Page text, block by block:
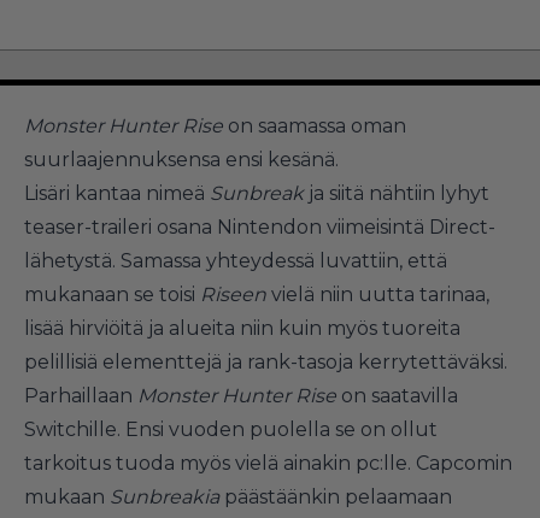
Monster Hunter Rise on saamassa oman
suurlaajennuksensa ensi kesänä.
Lisäri kantaa nimeä Sunbreak ja siitä nähtiin lyhyt
teaser-traileri osana Nintendon viimeisintä Direct-
lähetystä. Samassa yhteydessä luvattiin, että
mukanaan se toisi Riseen vielä niin uutta tarinaa,
lisää hirviöitä ja alueita niin kuin myös tuoreita
pelillisiä elementtejä ja rank-tasoja kerrytettäväksi.
Parhaillaan Monster Hunter Rise on saatavilla
Switchille. Ensi vuoden puolella se on ollut
tarkoitus tuoda myös vielä ainakin pc:lle. Capcomin
mukaan Sunbreakia päästäänkin pelaamaan